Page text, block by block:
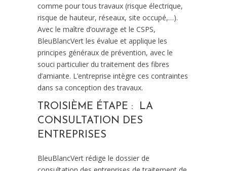
comme pour tous travaux (risque électrique,
risque de hauteur, réseaux, site occupé,…).
Avec le maître d’ouvrage et le CSPS,
BleuBlancVert les évalue et applique les
principes généraux de prévention, avec le
souci particulier du traitement des fibres
d’amiante. L’entreprise intègre ces contraintes
dans sa conception des travaux.
TROISIÈME ÉTAPE : LA
CONSULTATION DES
ENTREPRISES
BleuBlancVert rédige le dossier de